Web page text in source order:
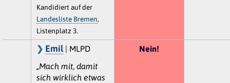
Kandidiert auf der
Landesliste Bremen,
Listenplatz 3.
Emil | MLPD
„Mach mit, damit
sich wirklich etwas
Nein!